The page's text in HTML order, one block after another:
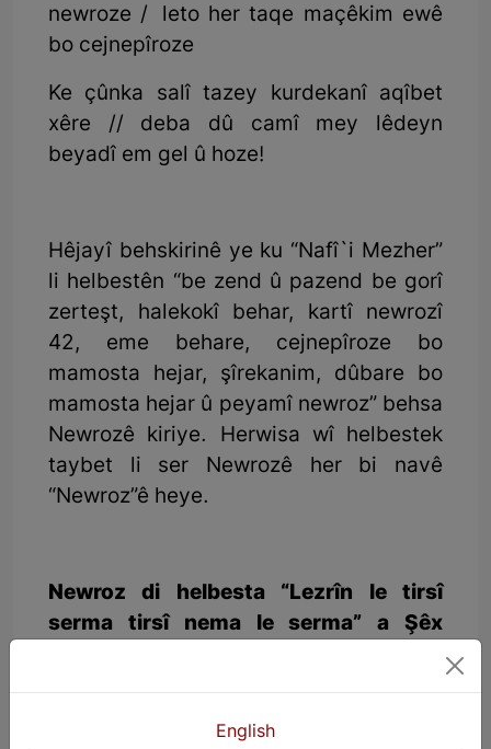
newroze / leto her taqe maçêkim ewê
bo cejnepîroze
Ke çûnka salî tazey kurdekanî aqîbet
xêre // deba dû camî mey lêdeyn
beyadî em gel û hoze!
Hêjayî behskirinê ye ku “Nafî`i Mezher”
li helbestên “be zend û pazend be gorî
zerteşt, halekokî behar, kartî newrozî
42, eme behare, cejnepîroze bo
mamosta hejar, şîrekanim, dûbare bo
mamosta hejar û peyamî newroz” behsa
Newrozê kiriye. Herwisa wî helbestek
taybet li ser Newrozê her bi navê
“Newroz”ê heye.
Newroz di helbesta “Lezrîn le tirsî
serma tirsî nema le serma” a Şêx
Mihemedê kurê Şêx Seîd e û li gundê
English